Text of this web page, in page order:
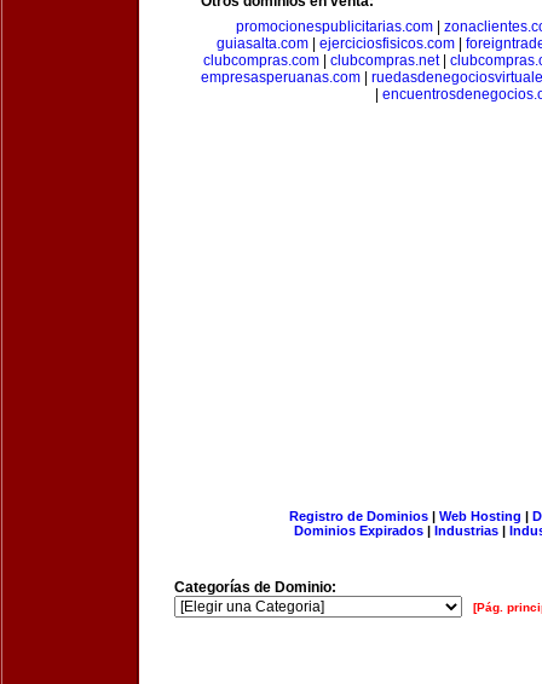
promocionespublicitarias.com|
guiasalta.com
ejerciciosfisicos.com
clubcompras.com| clubcompras.net|
empresasperuanas.com
Registro de Dominios| Web Hosting |
Dominios Expirados | Industrias |
Categorías de Dominio:
[Pág.